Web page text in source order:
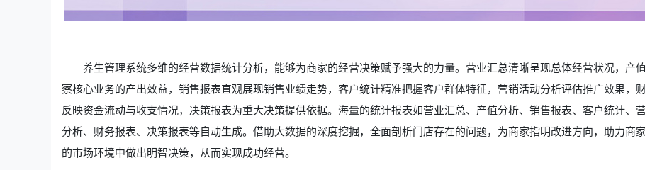
养生管理系统多维的经营数据统计分析，能够为商家的经营决策赋予强大的力量。营业汇总清晰呈现总体经营状况，产
察核心业务的产出效益，销售报表直观展现销售业绩走势，客户统计精准把握客户群体特征，营销活动分析评估推广效果，
反映资金流动与收支情况，决策报表为重大决策提供依据。海量的统计报表如营业汇总、产值分析、销售报表、客户统计、
分析、财务报表、决策报表等自动生成。借助大数据的深度挖掘，全面剖析门店存在的问题，为商家指明改进方向，助力商
的市场环境中做出明智决策，从而实现成功经营。